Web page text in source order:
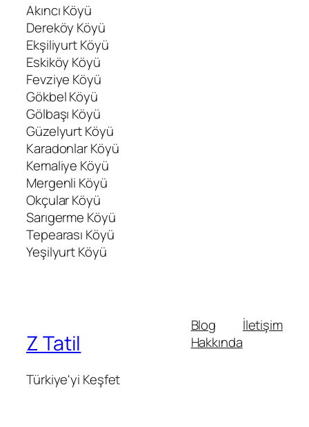
Akıncı Köyü
Dereköy Köyü
Ekşiliyurt Köyü
Eskiköy Köyü
Fevziye Köyü
Gökbel Köyü
Gölbaşı Köyü
Güzelyurt Köyü
Karadonlar Köyü
Kemaliye Köyü
Mergenli Köyü
Okçular Köyü
Sarıgerme Köyü
Tepearası Köyü
Yeşilyurt Köyü
Z Tatil
Türkiye'yi Keşfet
Blog
Hakkında
İletişim